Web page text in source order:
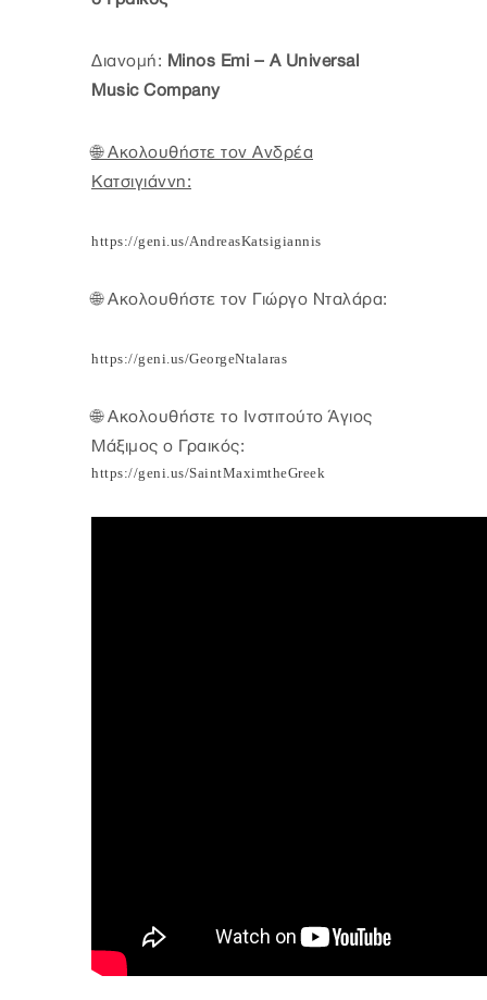
Διανομή: Minos Emi – A Universal
Music Company
🌐 Ακολουθήστε τον Ανδρέα
Κατσιγιάννη:
https://geni.us/AndreasKatsigiannis
🌐 Ακολουθήστε τον Γιώργο Νταλάρα:
https://geni.us/GeorgeNtalaras
🌐 Ακολουθήστε το Ινστιτούτο Άγιος
Μάξιμος ο Γραικός:
https://geni.us/SaintMaximtheGreek